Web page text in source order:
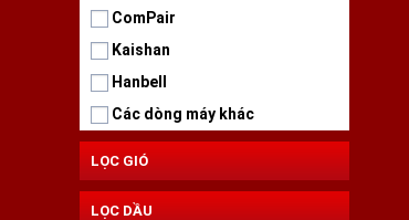
ComPair
Kaishan
Hanbell
Các dòng máy khác
LỌC GIÓ
LỌC DẦU